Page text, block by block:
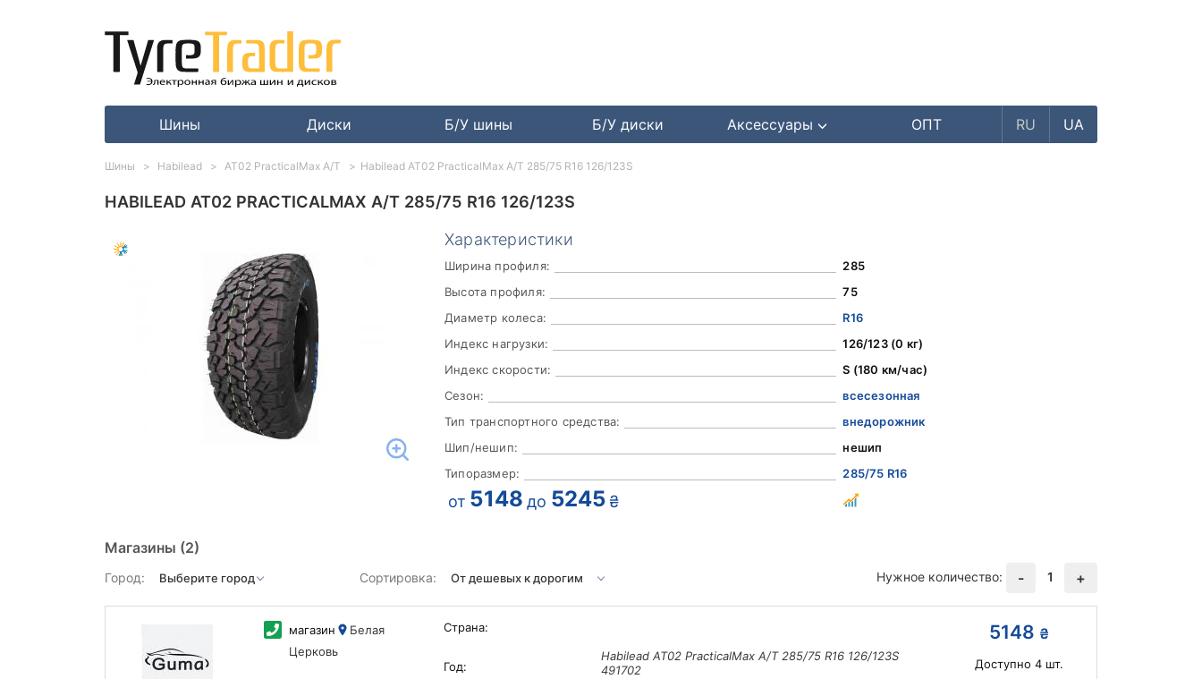
Шины Диски Б/У шины Б/У диски Аксессуары ОПТ RU UA
HABILEAD AT02 PRACTICALMAX A/T 285/75 R16 126/123S
Характеристики
Ширина профиля:
285
Высота профиля:
75
Диаметр колеса:
R16
Индекс нагрузки:
126/123 (0 кг)
Индекс скорости:
S (180 км/час)
Сезон:
всесезонная
Тип транспортного средства:
внедорожник
Шип/нешип:
нешип
Типоразмер:
285/75 R16
от 5148 до 5245 ₴
Магазины (2)
Город: Сортировка: Нужное количество: - 1 +
магазин
Белая
Церковь
Страна:
Год:
Habilead AT02 PracticalMax A/T 285/75 R16 126/123S
491702
5148 ₴
Доступно 4шт.
Шины Habilead AT02 PracticalMax A/T Habilead AT02 PracticalMax A/T 285/75 R16 126/123S